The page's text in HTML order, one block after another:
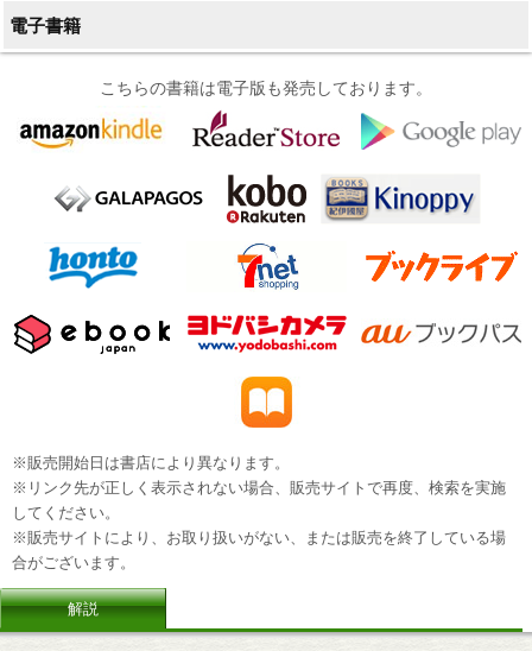
電子書籍
こちらの書籍は電子版も発売しております。
※販売開始日は書店により異なります。
※リンク先が正しく表示されない場合、販売サイトで再度、検索を実施
してください。
※販売サイトにより、お取り扱いがない、または販売を終了している場
合がございます。
解説